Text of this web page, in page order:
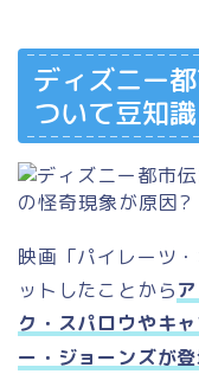
ディズニー
ついて豆知識
映画「パイレーツ
ットしたことから
ク・スパロウやキ
ー・ジョーンズが